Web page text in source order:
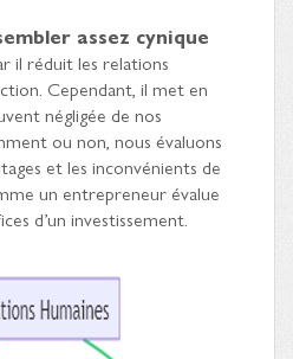
assez cynique
il réduit les relations
Cependant, il met en
négligée de nos
ou non, nous évaluons
et les inconvénients de
un entrepreneur évalue
d’un investissement.